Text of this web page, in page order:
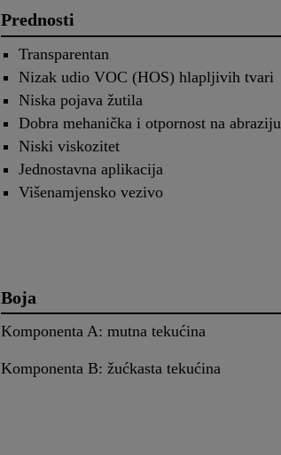
Prednosti
Transparentan
Nizak udio VOC (HOS) hlapljivih tvari
Niska pojava žutila
Dobra mehanička i otpornost na abraziju
Niski viskozitet
Jednostavna aplikacija
Višenamjensko vezivo
Boja
Komponenta A: mutna tekućina
Komponenta B: žućkasta tekućina